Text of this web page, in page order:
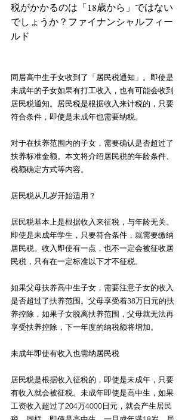
税がかかるのは「18歳から」ではない
でしょうか？ファイナンシャルフィー
ルド
同居高中生子女收到了「居民税通知」。即使是
未成年的子女如果有打工收入，也有可能会收到
居民税通知。居民税是根据收入来计税的，只要
符合条件，即使是未成年也需要纳税。
对于在扶养范围内的子女，需要确认是否超过了
扶养标准金额。本文将介绍居民税的年龄条件、
税额确定方式等内容。
居民税从几岁开始适用？
居民税基本上是根据收入来征税，与年龄无关。
即使是未成年学生，只要符合条件，就需要缴纳
居民税。收入即使有一点，也不一定会被征收居
民税，只有在一定标准以下才不征税。
如果父母扶养高中生子女，需要注意子女的收入
是否超过了扶养范围。父母享受着38万日元的扶
养控除，如果子女脱离扶养范围，父母就无法再
享受扶养控除，下一年度的纳税额将增加。
未成年即使有收入也需纳居民税
居民税是根据收入征税的，即使是未成年，只要
有收入就会被征税。未成年即使是高中生，如果
工资收入超过了204万4000日元，就会产生居民